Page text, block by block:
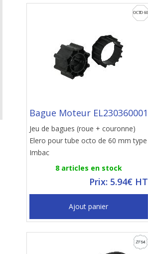
Bague Moteur EL230360001
Jeu de bagues (roue + couronne)
Elero pour tube octo de 60 mm type
Imbac
8 articles en stock
Prix: 5.94€ HT
Ajout panier